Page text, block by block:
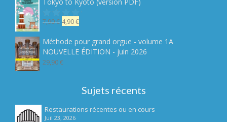
5
Notesur
5
7,90€ Le
initial
était :
7,90 €.
4,90€Le
actuel
est :
Méthode pour grand orgue - volume 1A
NOUVELLE ÉDITION - juin 2026
29,90€
Sujets récents
Restaurations récentes ou en cours
Juil 23, 2026